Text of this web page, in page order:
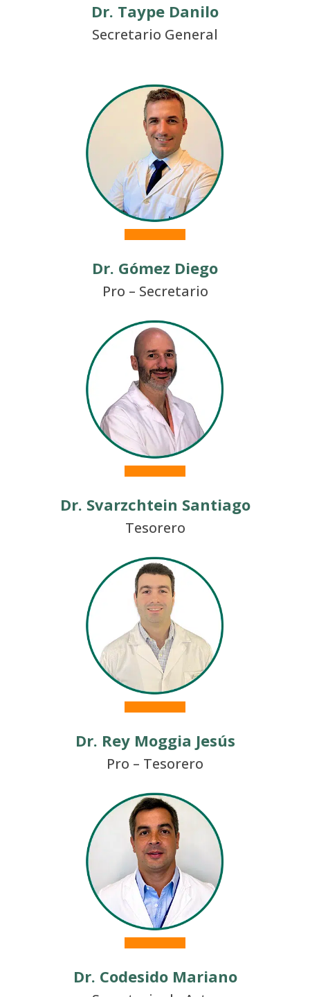
Dr. Taype Danilo
Secretario General
Dr. Gómez Diego
Pro – Secretario
Dr. Svarzchtein Santiago
Tesorero
Dr. Rey Moggia Jesús
Pro – Tesorero
Dr. Codesido Mariano